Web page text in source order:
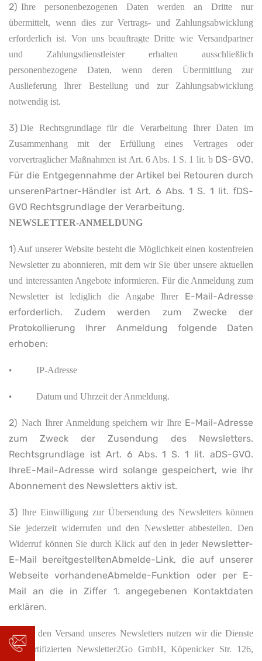
2) Ihre personenbezogenen Daten werden an Dritte nur
übermittelt, wenn dies zur Vertrags- und Zahlungsabwicklung
erforderlich ist. Von uns beauftragte Dritte wie Versandpartner
und Zahlungsdienstleister erhalten ausschließlich
personenbezogene Daten, wenn deren Übermittlung zur
Auslieferung Ihrer Bestellung und zur Zahlungsabwicklung
notwendig ist.
3) Die Rechtsgrundlage für die Verarbeitung Ihrer Daten im
Zusammenhang mit der Erfüllung eines Vertrages oder
vorvertraglicher Maßnahmen ist Art. 6 Abs. 1 S. 1 lit. b DS-GVO.
Für die Entgegennahme der Artikel bei Retouren durch
unserenPartner-Händler ist Art. 6 Abs. 1 S. 1 lit. fDS-
GVO Rechtsgrundlage der Verarbeitung.
NEWSLETTER-ANMELDUNG
1) Auf unserer Website besteht die Möglichkeit einen kostenfreien
Newsletter zu abonnieren, mit dem wir Sie über unsere aktuellen
und interessanten Angebote informieren. Für die Anmeldung zum
Newsletter ist lediglich die Angabe Ihrer E-Mail-Adresse
erforderlich. Zudem werden zum Zwecke der
Protokollierung Ihrer Anmeldung folgende Daten
erhoben:
• IP-Adresse
• Datum und Uhrzeit der Anmeldung.
2) Nach Ihrer Anmeldung speichern wir Ihre E-Mail-Adresse
zum Zweck der Zusendung des Newsletters.
Rechtsgrundlage ist Art. 6 Abs. 1 S. 1 lit. aDS-GVO.
IhreE-Mail-Adresse wird solange gespeichert, wie Ihr
Abonnement des Newsletters aktiv ist.
3) Ihre Einwilligung zur Übersendung des Newsletters können
Sie jederzeit widerrufen und den Newsletter abbestellen. Den
Widerruf können Sie durch Klick auf den in jeder Newsletter-
E-Mail bereitgestelltenAbmelde-Link, die auf unserer
Webseite vorhandeneAbmelde-Funktion oder per E-
Mail an die in Ziffer 1. angegebenen Kontaktdaten
erklären.
4) Für den Versand unseres Newsletters nutzen wir die Dienste
der zertifizierten Newsletter2Go GmbH, Köpenicker Str. 126,